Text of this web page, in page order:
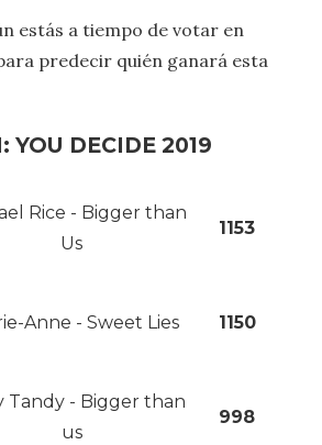
estás a tiempo de votar en
predecir quién ganará esta
YOU DECIDE 2019
Rice - Bigger than
Us
1153
Anne - Sweet Lies 1150
Tandy - Bigger than
us
998